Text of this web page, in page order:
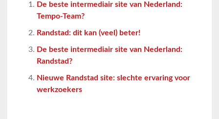
De beste intermediair site van Nederland:
Tempo-Team?
Randstad: dit kan (veel) beter!
De beste intermediair site van Nederland:
Randstad?
Nieuwe Randstad site: slechte ervaring voor
werkzoekers